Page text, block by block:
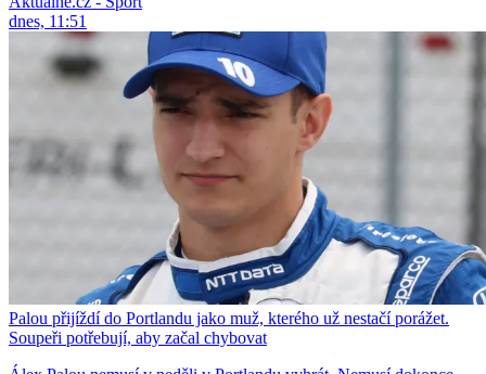
dnes, 11:51
Palou přijíždí do Portlandu jako muž, kterého už nestačí porážet.
Soupeři potřebují, aby začal chybovat